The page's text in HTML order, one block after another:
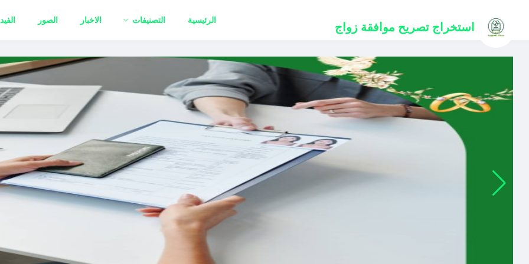
استخراج تصريح موافقة زواج الرئيسية التصنيفات الاخبار الصور